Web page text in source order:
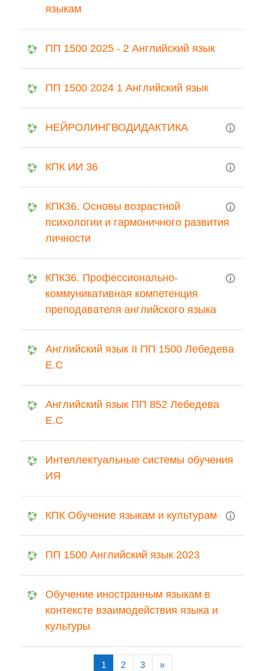
языкам
ПП 1500 2025 - 2 Английский язык
ПП 1500 2024 1 Английский язык
НЕЙРОЛИНГВОДИДАКТИКА
КПК ИИ 36
КПК36. Основы возрастной
психологии и гармоничного развития
личности
КПК36. Профессионально-
коммуникативная компетенция
преподавателя английского языка
Английский язык II ПП 1500 Лебедева
Е.С
Английский язык ПП 852 Лебедева
Е.С
Интеллектуальные системы обучения
ИЯ
КПК Обучение языкам и культурам
ПП 1500 Английский язык 2023
Обучение иностранным языкам в
контексте взаимодействия языка и
культуры
1 (current)
2 3 »Next